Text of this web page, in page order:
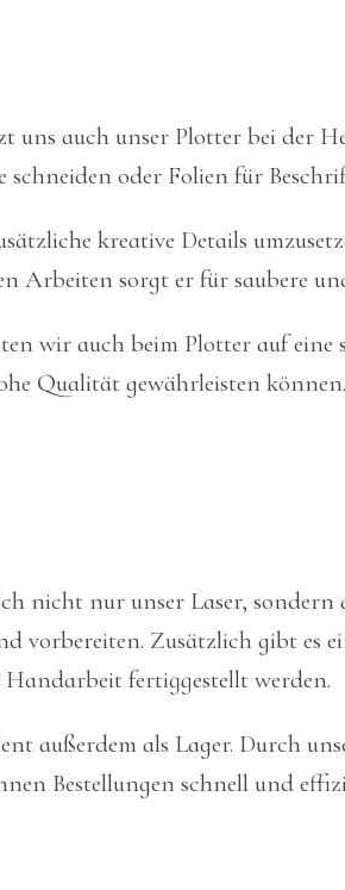
uns auch unser Plotter bei der
schneiden oder Folien für
kreative Details
Arbeiten sorgt er für saubere
wir auch beim Plotter auf
Qualität gewährleisten können.
nicht nur unser Laser,
vorbereiten. Zusätzlich gibt es
fertiggestellt werden.
außerdem als Lager. Durch
Bestellungen schnell und